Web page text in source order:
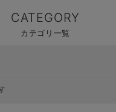
CATEGORY
カテゴリ一覧